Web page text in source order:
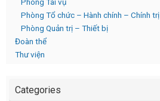
Phòng Tổ chức – Hành chính – Chính trị
Phòng Quản trị – Thiết bị
Đoàn thể
Thư viện
Categories